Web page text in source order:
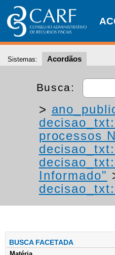
Sistemas: Acordãos
Busca:
>
processos
Informado"
BUSCA FACETADA